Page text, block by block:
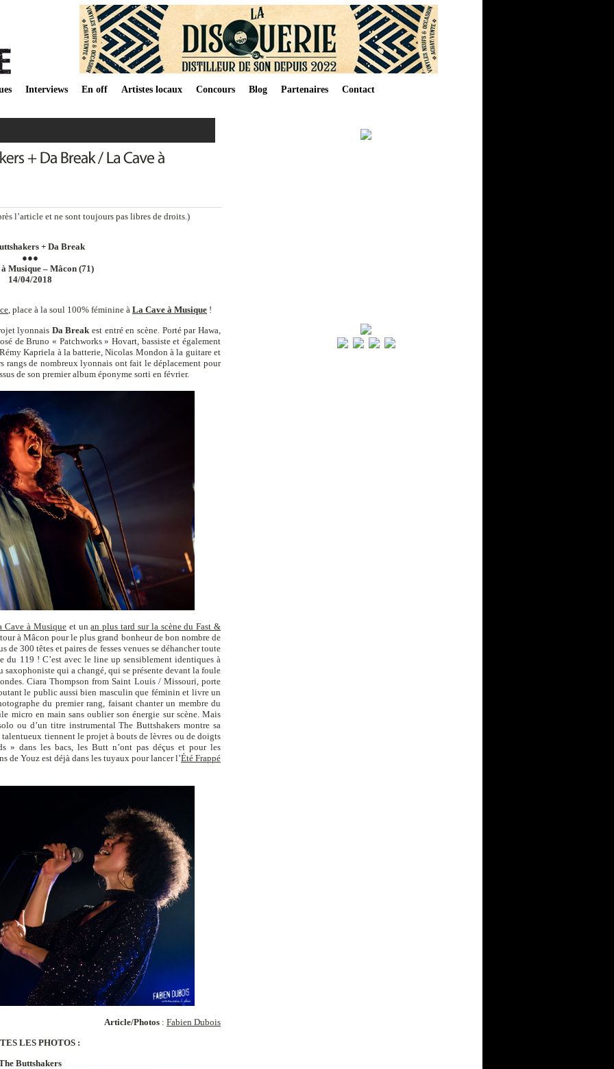
Interviews En off Artistes locaux Concours Blog Partenaires Contact
l’article et ne sont toujours pas libres de droits.)
+ Da Break
●●●
Musique – Mâcon (71)
14/04/2018
, place à la soul 100% féminine à La Cave à Musique !
lyonnais Da Break est entré en scène. Porté par Hawa,
de Bruno « Patchworks » Hovart, bassiste et également
Kapriela à la batterie, Nicolas Mondon à la guitare et
rangs de nombreux lyonnais ont fait le déplacement pour
de son premier album éponyme sorti en février.
Cave à Musiqueet unan plus tard sur la scène du Fast &
à Mâcon pour le plus grand bonheur de bon nombre de
de 300 têtes et paires de fesses venues se déhancher toute
du 119 ! C’est avec le line up sensiblement identiques à
saxophoniste qui a changé, qui se présente devant la foule
Ciara Thompson from Saint Louis / Missouri, porte
le public aussi bien masculin que féminin et livre un
du premier rang, faisant chanter un membre du
micro en main sans oublier son énergie sur scène. Mais
ou d’un titre instrumental The Buttshakers montre sa
tiennent le projet à bouts de lèvres ou de doigts
» dans les bacs, les Butt n’ont pas déçus et pour les
de Youz est déjà dans les tuyaux pour lancer l’Été Frappé
Article/Photos : Fabien Dubois
LES PHOTOS :
Buttshakers